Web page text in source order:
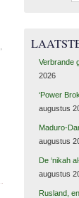
Verbrande
2026
‘Power
augustus
Maduro-
augustus
De ‘nikah
augustus
Rusland,